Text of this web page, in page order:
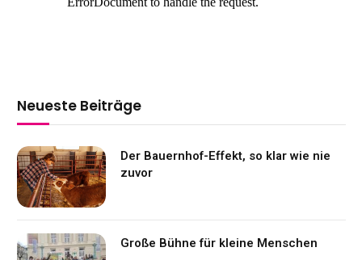
Neueste Beiträge
Der Bauernhof-Effekt, so klar wie nie
zuvor
Große Bühne für kleine Menschen